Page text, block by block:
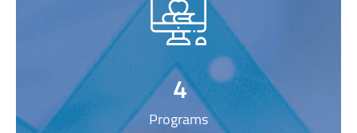
4
Programs